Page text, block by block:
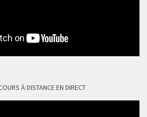
À DISTANCE EN DIRECT